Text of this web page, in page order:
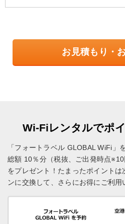
お見積もり・
Wi-Fiレンタルでポ
「フォートラベル GLOBAL WiFi」
総額 10％分（税抜、ご出発時点
をプレゼント！ たまったポイント
ンに交換して、さらにお得にご利用